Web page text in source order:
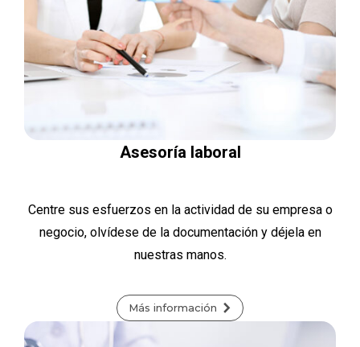
Asesoría laboral
Centre sus esfuerzos en la actividad de su empresa o
negocio, olvídese de la documentación y déjela en
nuestras manos.
Más información